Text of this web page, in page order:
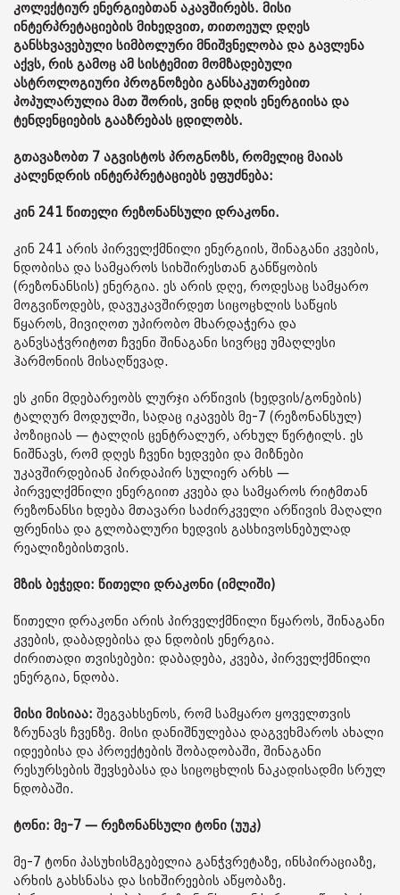
კოლექტიურ ენერგიებთან აკავშირებს. მისი
ინტერპრეტაციების მიხედვით, თითოეულ დღეს
განსხვავებული სიმბოლური მნიშვნელობა და გავლენა
აქვს, რის გამოც ამ სისტემით მომზადებული
ასტროლოგიური პროგნოზები განსაკუთრებით
პოპულარულია მათ შორის, ვინც დღის ენერგიისა და
ტენდენციების გააზრებას ცდილობს.
გთავაზობთ 7 აგვისტოს პროგნოზს, რომელიც მაიას
კალენდრის ინტერპრეტაციებს ეფუძნება:
კინ 241 წითელი რეზონანსული დრაკონი.
კინ 241 არის პირველქმნილი ენერგიის, შინაგანი კვების,
ნდობისა და სამყაროს სიხშირესთან განწყობის
(რეზონანსის) ენერგია. ეს არის დღე, როდესაც სამყარო
მოგვიწოდებს, დავუკავშირდეთ სიცოცხლის საწყის
წყაროს, მივიღოთ უპირობო მხარდაჭერა და
განვსაჭვრიტოთ ჩვენი შინაგანი სივრცე უმაღლესი
ჰარმონიის მისაღწევად.
ეს კინი მდებარეობს ლურჯი არწივის (ხედვის/გონების)
ტალღურ მოდულში, სადაც იკავებს მე-7 (რეზონანსულ)
პოზიციას — ტალღის ცენტრალურ, არხულ წერტილს. ეს
ნიშნავს, რომ დღეს ჩვენი ხედვები და მიზნები
უკავშირდებიან პირდაპირ სულიერ არხს —
პირველქმნილი ენერგიით კვება და სამყაროს რიტმთან
რეზონანსი ხდება მთავარი საძირკველი არწივის მაღალი
ფრენისა და გლობალური ხედვის გასხივოსნებულად
რეალიზებისთვის.
მზის ბეჭედი: წითელი დრაკონი (იმლიში)
წითელი დრაკონი არის პირველქმნილი წყაროს, შინაგანი
კვების, დაბადებისა და ნდობის ენერგია.
ძირითადი თვისებები: დაბადება, კვება, პირველქმნილი
ენერგია, ნდობა.
მისი მისიაა: შეგვახსენოს, რომ სამყარო ყოველთვის
ზრუნავს ჩვენზე. მისი დანიშნულებაა დაგვეხმაროს ახალი
იდეებისა და პროექტების შობადობაში, შინაგანი
რესურსების შევსებასა და სიცოცხლის ნაკადისადმი სრულ
ნდობაში.
ტონი: მე-7 — რეზონანსული ტონი (უუკ)
მე-7 ტონი პასუხისმგებელია განჭვრეტაზე, ინსპირაციაზე,
არხის გახსნასა და სიხშირეების აწყობაზე.